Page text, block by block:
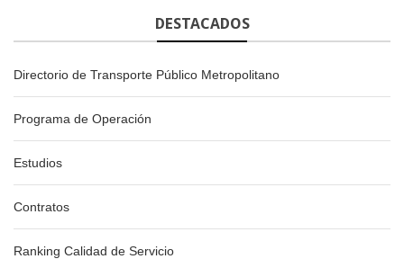
DESTACADOS
Directorio de Transporte Público Metropolitano
Programa de Operación
Estudios
Contratos
Ranking Calidad de Servicio